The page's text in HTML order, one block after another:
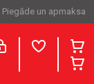
Piegāde un apmaksa